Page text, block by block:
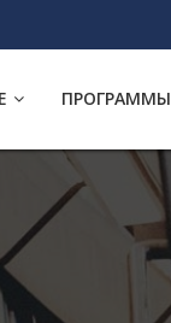
ПРОГРАММЫ